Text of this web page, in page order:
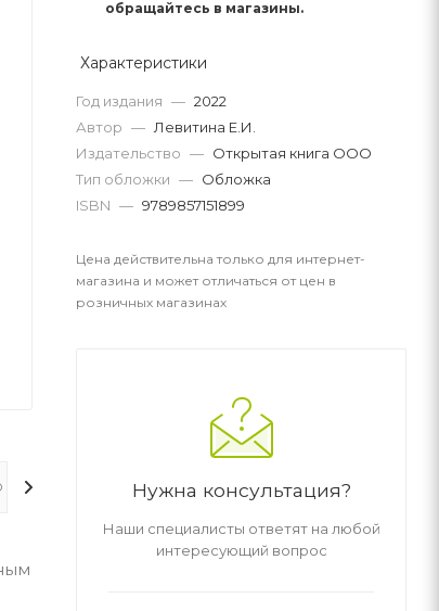
обращайтесь в магазины.
Характеристики
Год издания — 2022
Автор — Левитина Е.И.
Издательство — Открытая книга ООО
Тип обложки — Обложка
ISBN — 9789857151899
Цена действительна только для интернет-
магазина и может отличаться от цен в
розничных магазинах
Нужна консультация?
Наши специалисты ответят на любой
интересующий вопрос